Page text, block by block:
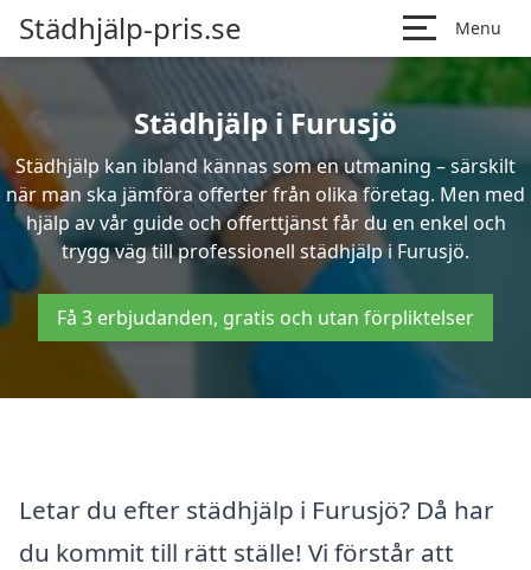
Städhjälp-pris.se Menu
Städhjälp i Furusjö
Städhjälp kan ibland kännas som en utmaning – särskilt
när man ska jämföra offerter från olika företag. Men med
hjälp av vår guide och offerttjänst får du en enkel och
trygg väg till professionell städhjälp i Furusjö.
Få 3 erbjudanden, gratis och utan förpliktelser
Letar du efter städhjälp i Furusjö? Då har
du kommit till rätt ställe! Vi förstår att